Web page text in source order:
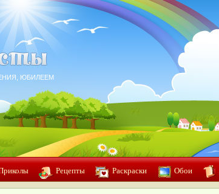
ЮБИЛЕЕМ
Рецепты Раскраски Обои